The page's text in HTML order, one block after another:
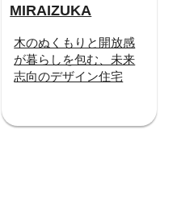
MIRAIZUKA
木のぬくもりと開放感
が暮らしを包む、未来
志向のデザイン住宅